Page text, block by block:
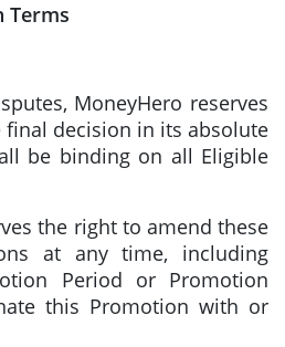
Terms
MoneyHero reserves
decision in its absolute
be binding on all Eligible
the right to amend these
at any time, including
Period or Promotion
this Promotion with or